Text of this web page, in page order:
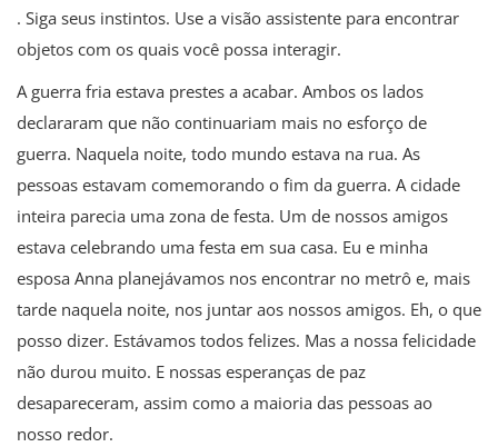
. Siga seus instintos. Use a visão assistente para encontrar
objetos com os quais você possa interagir.
A guerra fria estava prestes a acabar. Ambos os lados
declararam que não continuariam mais no esforço de
guerra. Naquela noite, todo mundo estava na rua. As
pessoas estavam comemorando o fim da guerra. A cidade
inteira parecia uma zona de festa. Um de nossos amigos
estava celebrando uma festa em sua casa. Eu e minha
esposa Anna planejávamos nos encontrar no metrô e, mais
tarde naquela noite, nos juntar aos nossos amigos. Eh, o que
posso dizer. Estávamos todos felizes. Mas a nossa felicidade
não durou muito. E nossas esperanças de paz
desapareceram, assim como a maioria das pessoas ao
nosso redor.